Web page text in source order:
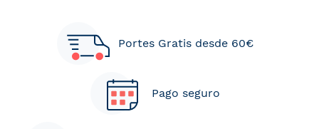
Portes Gratis desde 60€
Pago seguro